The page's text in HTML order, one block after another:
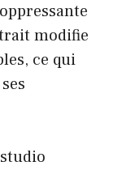
modifie
ce qui